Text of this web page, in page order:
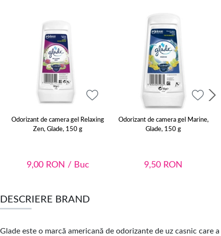
Odorizant de camera gel Relaxing
Zen, Glade, 150 g
9,00 RON / Buc
Odorizant de camera gel Marine,
Glade, 150 g
9,50 RON
DESCRIERE BRAND
Glade este o marcă americană de odorizante de uz casnic care a